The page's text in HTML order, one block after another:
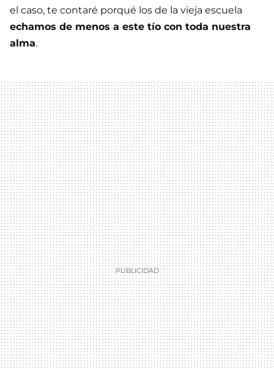
el caso, te contaré porqué los de la vieja escuela
echamos de menos a este tío con toda nuestra
alma.